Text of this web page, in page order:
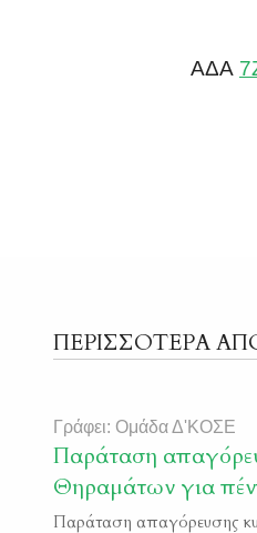
ΑΔΑ
ΠΕΡΙΣΣΟΤΕΡΑ
Γράφει: Ομάδα Δ'ΚΟΣΕ
Παράταση
Θηραμάτων για
Παράταση απαγόρευσης